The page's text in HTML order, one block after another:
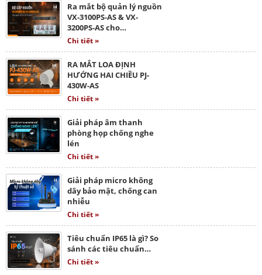
Ra mắt bộ quản lý nguồn
VX-3100PS-AS & VX-
3200PS-AS cho…
Chi tiết »
RA MẮT LOA ĐỊNH
HƯỚNG HAI CHIỀU PJ-
430W-AS
Chi tiết »
Giải pháp âm thanh
phòng họp chống nghe
lén
Chi tiết »
Giải pháp micro không
dây bảo mật, chống can
nhiễu
Chi tiết »
Tiêu chuẩn IP65 là gì? So
sánh các tiêu chuẩn…
Chi tiết »